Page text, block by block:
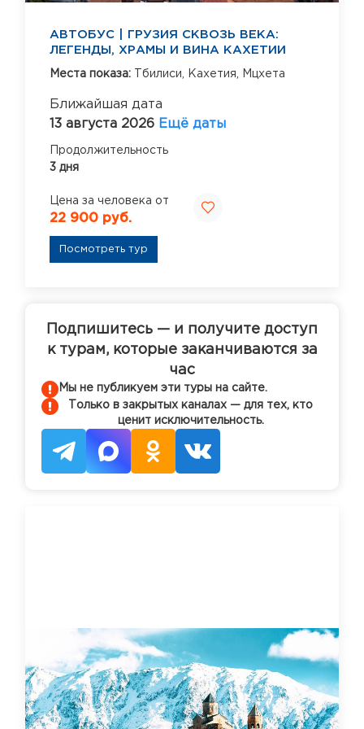
АВТОБУС | ГРУЗИЯ СКВОЗЬ ВЕКА:
ЛЕГЕНДЫ, ХРАМЫ И ВИНА КАХЕТИИ
Места показа: Тбилиси, Кахетия, Мцхета
Ближайшая дата
13 августа 2026 Ещё даты
Продолжительность
3 дня
Цена за человека от
22 900 руб.
Посмотреть тур
Подпишитесь — и получите доступ
к турам, которые заканчиваются за
час
Мы не публикуем эти туры на сайте.
Только в закрытых каналах — для тех, кто
ценит исключительность.